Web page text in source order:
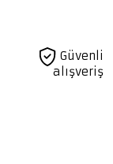
Güvenli
alışveriş